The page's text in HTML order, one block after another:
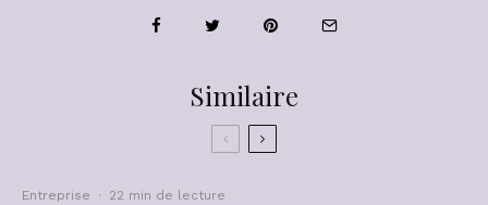
Similaire
Entreprise · 22 min de lecture